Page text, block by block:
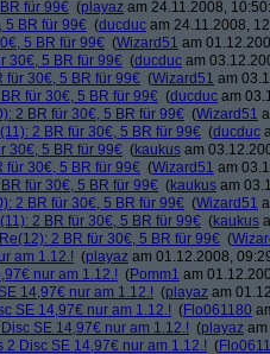
für 99€ (playaz am 24.11.2008,
5 BR für 99€ (ducduc am 24.11.2008,
5 BR für 99€ (Wizard51 am
30€, 5 BR für 99€ (ducduc am
für 30€, 5 BR für 99€ (Wizard51 am
für 30€, 5 BR für 99€ (ducduc am
2 BR für 30€, 5 BR für 99€ (Wizard51
2 BR für 30€, 5 BR für 99€ (ducduc
30€, 5 BR für 99€ (kaukus am
für 30€, 5 BR für 99€ (Wizard51 am
für 30€, 5 BR für 99€ (kaukus am
2 BR für 30€, 5 BR für 99€ (Wizard51
2 BR für 30€, 5 BR für 99€ (kaukus
Re(12): 2 BR für 30€, 5 BR für 99€ (
am 1.12.! (playaz am 01.12.2008,
nur am 1.12.! (Pomm1 am
14,97€ nur am 1.12.! (playaz am
SE 14,97€ nur am 1.12.! (Flo061180
SE 14,97€ nur am 1.12.! (playaz
2 Disc SE 14,97€ nur am 1.12.! (